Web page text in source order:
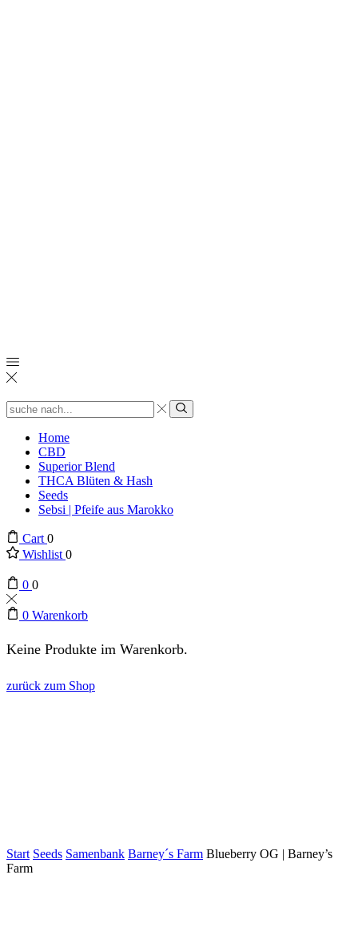
Search
input
suchen
Home
CBD
Superior Blend
THCA Blüten & Hash
Seeds
Sebsi | Pfeife aus Marokko
Cart 0
Wishlist 0
0 0
0 Warenkorb
Keine Produkte im Warenkorb.
zurück zum Shop
Start Seeds Samenbank Barney´s Farm Blueberry OG | Barney’s
Farm